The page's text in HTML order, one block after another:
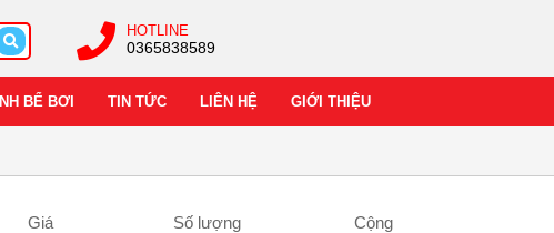
HOTLINE
0365838589
BỂ BƠI TIN TỨC LIÊN HỆ GIỚI THIỆU
Giá Số lượng Cộng